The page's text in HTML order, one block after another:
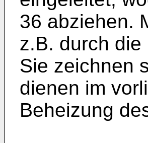
36 abziehen.
z.B. durch die
Sie zeichnen
dienen im
Beheizung